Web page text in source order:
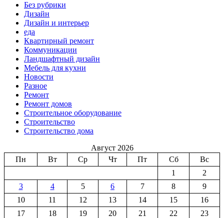
Без рубрики
Дизайн
Дизайн и интерьер
еда
Квартирный ремонт
Коммуникации
Ландшафтный дизайн
Мебель для кухни
Новости
Разное
Ремонт
Ремонт домов
Строительное оборудование
Строительство
Строительство дома
Август 2026
Пн
Вт Ср Чт Пт Сб
Вс
1
2
3
4 5 6 7 8
9
10
11 12 13 14 15
16
17
18 19 20 21 22 23